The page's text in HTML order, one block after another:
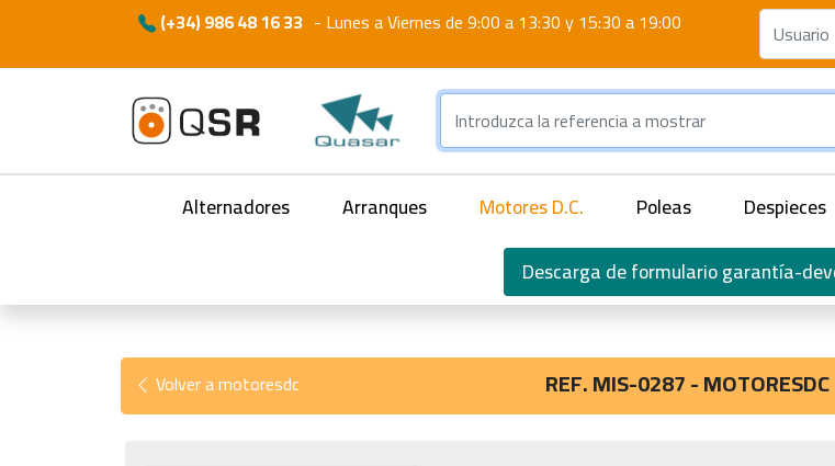
(+34) 986 48 16 33 - Lunes a Viernes de 9:00 a 13:30 y 15:30 a 19:00
Alternadores Arranques Motores D.C. Poleas Despieces
Descarga de formulario garantía-
Volver a motoresdc REF. MIS-0287 - MOTORESDC